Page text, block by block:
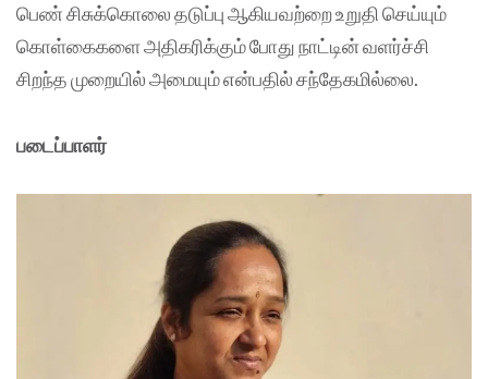
பெண் சிசுக்கொலை தடுப்பு ஆகியவற்றை உறுதி செய்யும்
கொள்கைகளை அதிகரிக்கும் போது நாட்டின் வளர்ச்சி
சிறந்த முறையில் அமையும் என்பதில் சந்தேகமில்லை.
படைப்பாளர்